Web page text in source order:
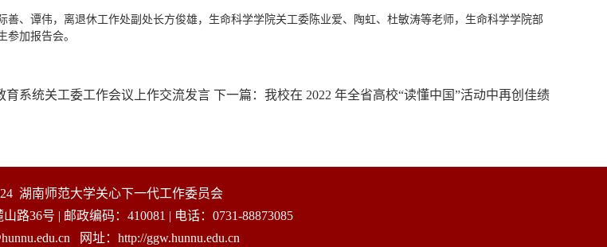
善、谭伟，离退休工作处副处长方俊雄，生命科学学院关工委陈业爱、陶虹、杜敏涛等老师，生命科学学院部
参加报告会。
育系统关工委工作会议上作交流发言 下一篇： 我校在 2022 年全省高校“读懂中国”活动中再创佳绩
湖南师范大学关心下一代工作委员会
路36号 | 邮政编码：410081 | 电话：0731-88873085
网址：http://ggw.hunnu.edu.cn